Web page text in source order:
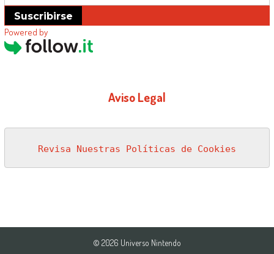
Suscribirse
Powered by
Aviso Legal
Revisa Nuestras Políticas de Cookies
© 2026 Universo Nintendo